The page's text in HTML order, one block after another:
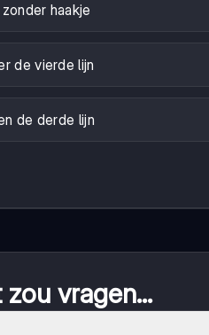
haakje
de vierde lijn
de derde lijn
vragen...